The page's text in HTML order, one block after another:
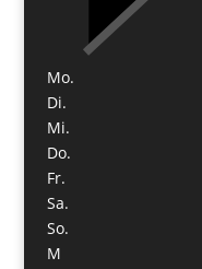
Mo.
Di.
Mi.
Do.
Fr.
Sa.
So.
M